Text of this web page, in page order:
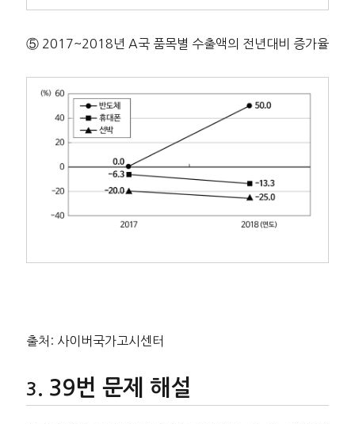
⑤ 2017~2018년 A국 품목별 수출액의 전년대비 증가율
출처: 사이버국가고시센터
39번 문제 해설